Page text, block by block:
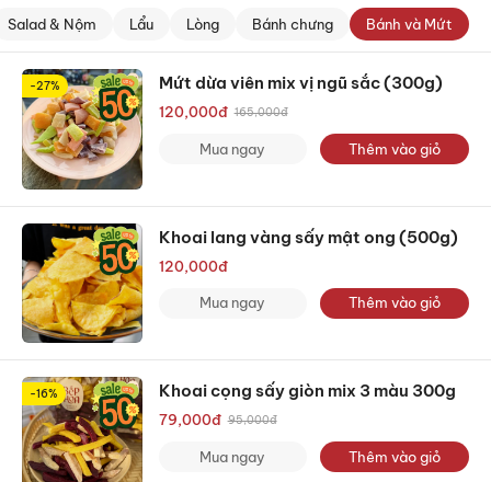
Salad & Nộm Lẩu Lòng Bánh chưng Bánh và Mứt
-27% Mứt dừa viên mix vị ngũ sắc (300g)
120,000đ 165,000đ
Mua ngay Thêm vào giỏ
Khoai lang vàng sấy mật ong (500g)
120,000đ
Mua ngay Thêm vào giỏ
-16% Khoai cọng sấy giòn mix 3 màu 300g
79,000đ 95,000đ
Mua ngay Thêm vào giỏ